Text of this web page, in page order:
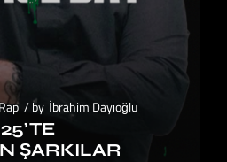
by İbrahim Dayıoğlu
ŞARKILAR